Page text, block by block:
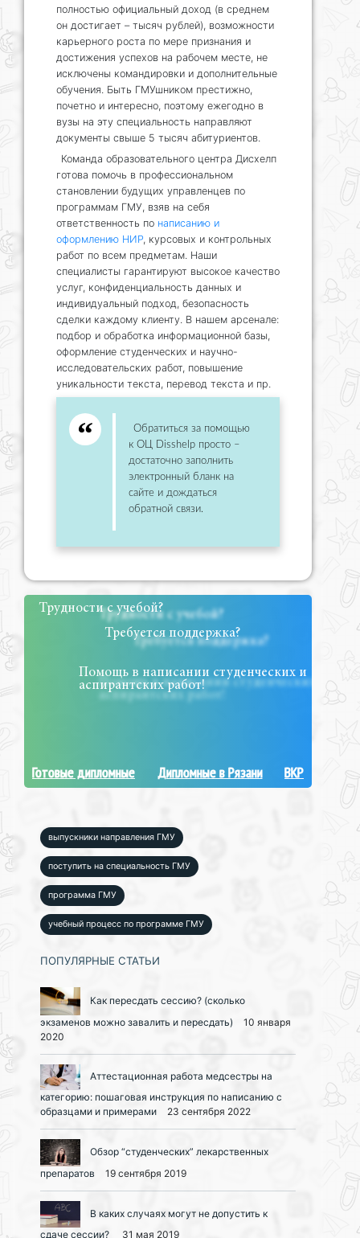
полностью официальный доход (в среднем
он достигает – тысяч рублей), возможности
карьерного роста по мере признания и
достижения успехов на рабочем месте, не
исключены командировки и дополнительные
обучения. Быть ГМУшником престижно,
почетно и интересно, поэтому ежегодно в
вузы на эту специальность направляют
документы свыше 5 тысяч абитуриентов.
Команда образовательного центра Дисхелп
готова помочь в профессиональном
становлении будущих управленцев по
программам ГМУ, взяв на себя
ответственность по написанию и
оформлению НИР, курсовых и контрольных
работ по всем предметам. Наши
специалисты гарантируют высокое качество
услуг, конфиденциальность данных и
индивидуальный подход, безопасность
сделки каждому клиенту. В нашем арсенале:
подбор и обработка информационной базы,
оформление студенческих и научно-
исследовательских работ, повышение
уникальности текста, перевод текста и пр.
Обратиться за помощью
к ОЦ Disshelp просто –
достаточно заполнить
электронный бланк на
сайте и дождаться
обратной связи.
Трудности с учебой?
Требуется поддержка?
Помощь в написании студенческих и
аспирантских работ!
Готовые дипломные Дипломные в Рязани ВКР
выпускники направления ГМУ
поступить на специальность ГМУ
программа ГМУ
учебный процесс по программе ГМУ
ПОПУЛЯРНЫЕ СТАТЬИ
Как пересдать сессию? (сколько
экзаменов можно завалить и пересдать)
10 января
2020
Аттестационная работа медсестры на
категорию: пошаговая инструкция по написанию с
образцами и примерами
23 сентября 2022
Обзор “студенческих” лекарственных
препаратов
19 сентября 2019
В каких случаях могут не допустить к
сдаче сессии?
31 мая 2019